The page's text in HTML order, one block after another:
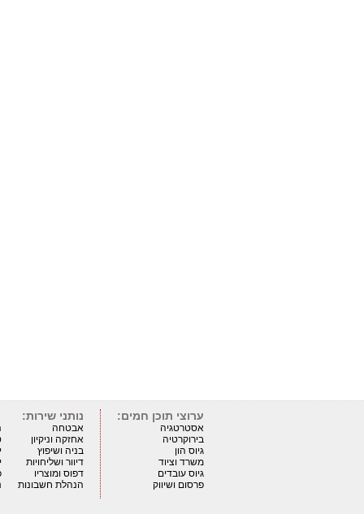
ערוצי תוכן חמים:
אסטרטגיה
בירוקרטיה
גיוס הון
משרד וציוד
גיוס עובדים
פרסום ושיווק
נותני שירות:
אבטחה
אחזקה וניקיון
בניה ושיפוץ
דיוור ושליחויות
דפוס ומוצריו
הנהלת חשבונות